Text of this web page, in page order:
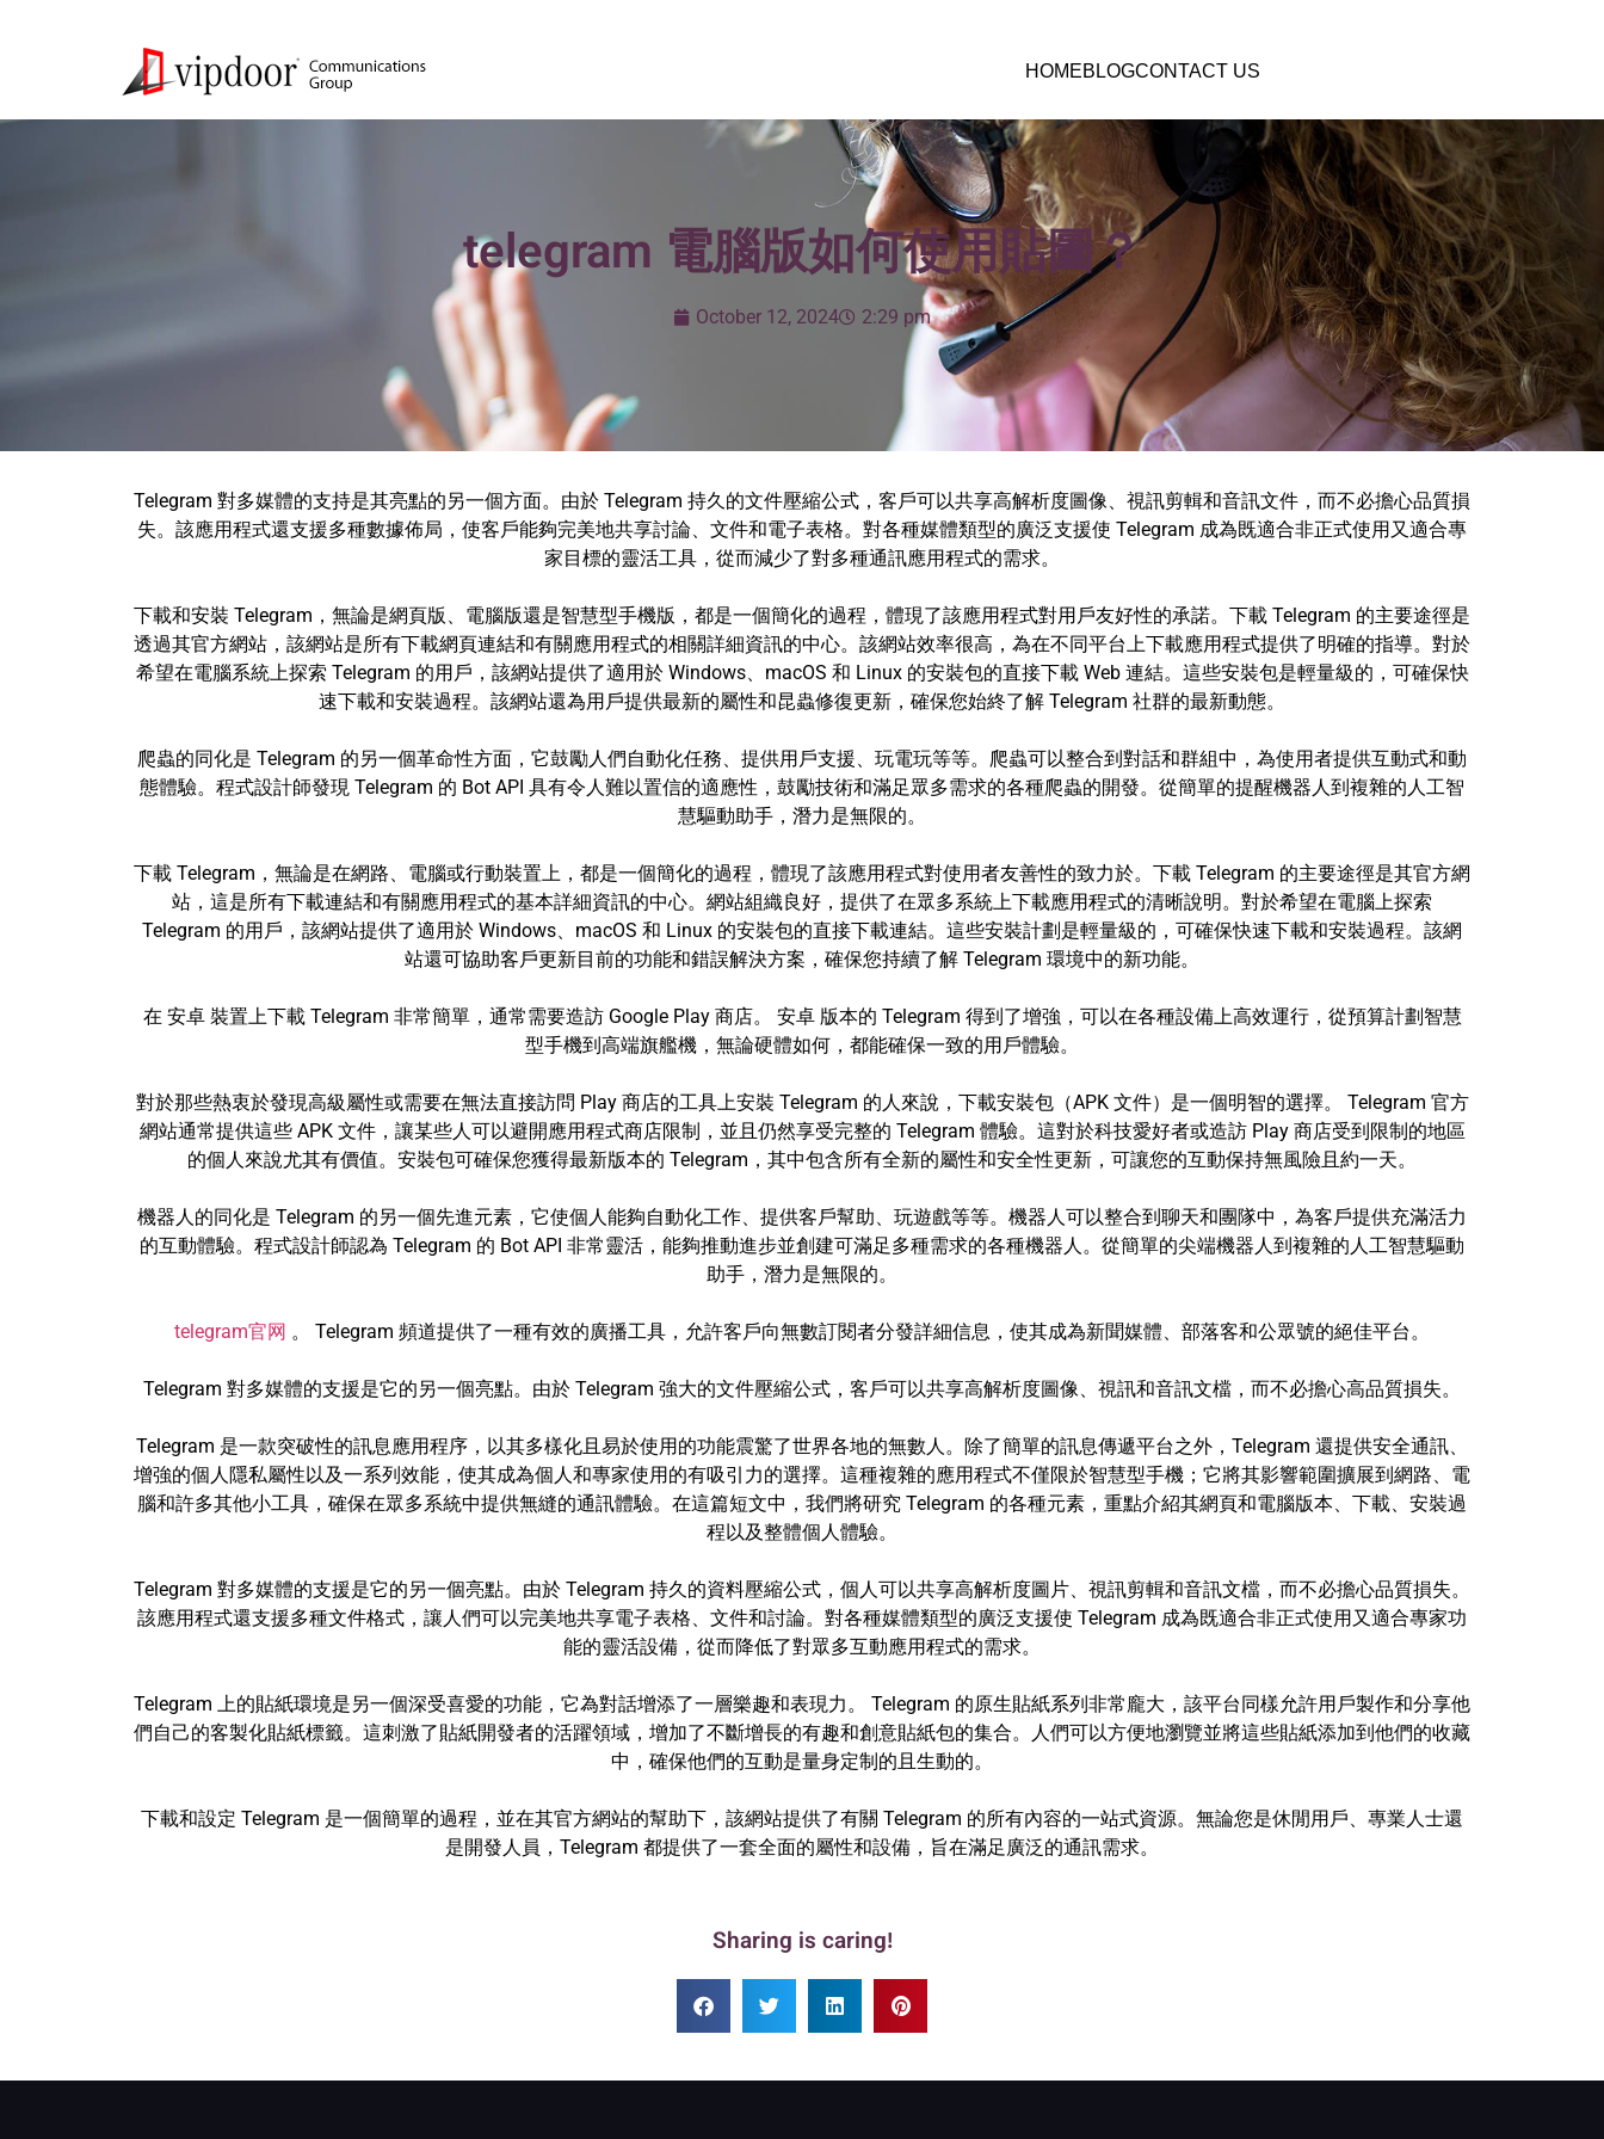
HOMEBLOGCONTACT US
telegram 電腦版如何使用貼圖？
October 12, 2024 2:29 pm
Telegram 對多媒體的支持是其亮點的另一個方面。由於 Telegram 持久的文件壓縮公式，客戶可以共享高解析度圖像、視訊剪輯和音訊文件，而不必擔心品質損
失。該應用程式還支援多種數據佈局，使客戶能夠完美地共享討論、文件和電子表格。對各種媒體類型的廣泛支援使 Telegram 成為既適合非正式使用又適合專
家目標的靈活工具，從而減少了對多種通訊應用程式的需求。
下載和安裝 Telegram，無論是網頁版、電腦版還是智慧型手機版，都是一個簡化的過程，體現了該應用程式對用戶友好性的承諾。下載 Telegram 的主要途徑是
透過其官方網站，該網站是所有下載網頁連結和有關應用程式的相關詳細資訊的中心。該網站效率很高，為在不同平台上下載應用程式提供了明確的指導。對於
希望在電腦系統上探索 Telegram 的用戶，該網站提供了適用於 Windows、macOS 和 Linux 的安裝包的直接下載 Web 連結。這些安裝包是輕量級的，可確保快
速下載和安裝過程。該網站還為用戶提供最新的屬性和昆蟲修復更新，確保您始終了解 Telegram 社群的最新動態。
爬蟲的同化是 Telegram 的另一個革命性方面，它鼓勵人們自動化任務、提供用戶支援、玩電玩等等。爬蟲可以整合到對話和群組中，為使用者提供互動式和動
態體驗。程式設計師發現 Telegram 的 Bot API 具有令人難以置信的適應性，鼓勵技術和滿足眾多需求的各種爬蟲的開發。從簡單的提醒機器人到複雜的人工智
慧驅動助手，潛力是無限的。
下載 Telegram，無論是在網路、電腦或行動裝置上，都是一個簡化的過程，體現了該應用程式對使用者友善性的致力於。下載 Telegram 的主要途徑是其官方網
站，這是所有下載連結和有關應用程式的基本詳細資訊的中心。網站組織良好，提供了在眾多系統上下載應用程式的清晰說明。對於希望在電腦上探索
Telegram 的用戶，該網站提供了適用於 Windows、macOS 和 Linux 的安裝包的直接下載連結。這些安裝計劃是輕量級的，可確保快速下載和安裝過程。該網
站還可協助客戶更新目前的功能和錯誤解決方案，確保您持續了解 Telegram 環境中的新功能。
在 安卓 裝置上下載 Telegram 非常簡單，通常需要造訪 Google Play 商店。 安卓 版本的 Telegram 得到了增強，可以在各種設備上高效運行，從預算計劃智慧
型手機到高端旗艦機，無論硬體如何，都能確保一致的用戶體驗。
對於那些熱衷於發現高級屬性或需要在無法直接訪問 Play 商店的工具上安裝 Telegram 的人來說，下載安裝包（APK 文件）是一個明智的選擇。 Telegram 官方
網站通常提供這些 APK 文件，讓某些人可以避開應用程式商店限制，並且仍然享受完整的 Telegram 體驗。這對於科技愛好者或造訪 Play 商店受到限制的地區
的個人來說尤其有價值。安裝包可確保您獲得最新版本的 Telegram，其中包含所有全新的屬性和安全性更新，可讓您的互動保持無風險且約一天。
機器人的同化是 Telegram 的另一個先進元素，它使個人能夠自動化工作、提供客戶幫助、玩遊戲等等。機器人可以整合到聊天和團隊中，為客戶提供充滿活力
的互動體驗。程式設計師認為 Telegram 的 Bot API 非常靈活，能夠推動進步並創建可滿足多種需求的各種機器人。從簡單的尖端機器人到複雜的人工智慧驅動
助手，潛力是無限的。
telegram官网 。 Telegram 頻道提供了一種有效的廣播工具，允許客戶向無數訂閱者分發詳細信息，使其成為新聞媒體、部落客和公眾號的絕佳平台。
Telegram 對多媒體的支援是它的另一個亮點。由於 Telegram 強大的文件壓縮公式，客戶可以共享高解析度圖像、視訊和音訊文檔，而不必擔心高品質損失。
Telegram 是一款突破性的訊息應用程序，以其多樣化且易於使用的功能震驚了世界各地的無數人。除了簡單的訊息傳遞平台之外，Telegram 還提供安全通訊、
增強的個人隱私屬性以及一系列效能，使其成為個人和專家使用的有吸引力的選擇。這種複雜的應用程式不僅限於智慧型手機；它將其影響範圍擴展到網路、電
腦和許多其他小工具，確保在眾多系統中提供無縫的通訊體驗。在這篇短文中，我們將研究 Telegram 的各種元素，重點介紹其網頁和電腦版本、下載、安裝過
程以及整體個人體驗。
Telegram 對多媒體的支援是它的另一個亮點。由於 Telegram 持久的資料壓縮公式，個人可以共享高解析度圖片、視訊剪輯和音訊文檔，而不必擔心品質損失。
該應用程式還支援多種文件格式，讓人們可以完美地共享電子表格、文件和討論。對各種媒體類型的廣泛支援使 Telegram 成為既適合非正式使用又適合專家功
能的靈活設備，從而降低了對眾多互動應用程式的需求。
Telegram 上的貼紙環境是另一個深受喜愛的功能，它為對話增添了一層樂趣和表現力。 Telegram 的原生貼紙系列非常龐大，該平台同樣允許用戶製作和分享他
們自己的客製化貼紙標籤。這刺激了貼紙開發者的活躍領域，增加了不斷增長的有趣和創意貼紙包的集合。人們可以方便地瀏覽並將這些貼紙添加到他們的收藏
中，確保他們的互動是量身定制的且生動的。
下載和設定 Telegram 是一個簡單的過程，並在其官方網站的幫助下，該網站提供了有關 Telegram 的所有內容的一站式資源。無論您是休閒用戶、專業人士還
是開發人員，Telegram 都提供了一套全面的屬性和設備，旨在滿足廣泛的通訊需求。
Sharing is caring!